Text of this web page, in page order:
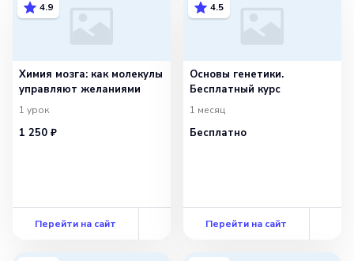
4.9
Химия мозга: как молекулы
управляют желаниями
1 урок
1 250 ₽
Перейти на сайт
4.5
Основы генетики.
Бесплатный курс
1 месяц
Бесплатно
Перейти на сайт